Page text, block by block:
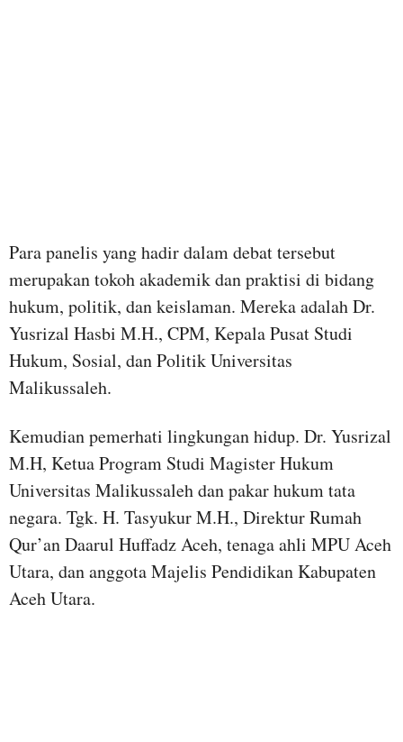
Para panelis yang hadir dalam debat tersebut
merupakan tokoh akademik dan praktisi di bidang
hukum, politik, dan keislaman. Mereka adalah Dr.
Yusrizal Hasbi M.H., CPM, Kepala Pusat Studi
Hukum, Sosial, dan Politik Universitas
Malikussaleh.
Kemudian pemerhati lingkungan hidup. Dr. Yusrizal
M.H, Ketua Program Studi Magister Hukum
Universitas Malikussaleh dan pakar hukum tata
negara. Tgk. H. Tasyukur M.H., Direktur Rumah
Qur’an Daarul Huffadz Aceh, tenaga ahli MPU Aceh
Utara, dan anggota Majelis Pendidikan Kabupaten
Aceh Utara.